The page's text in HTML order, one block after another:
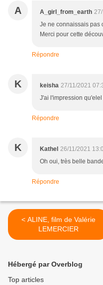
A A_girl_from_earth
Je ne connaissais pas
Merci pour cette
Répondre
K keisha 27/11/2021
J'ai l'impression
Répondre
K Kathel 26/11/2021
Oh oui, très belle
Répondre
< ALINE, film de Valérie
LEMERCIER
Hébergé par Overblog
Top articles